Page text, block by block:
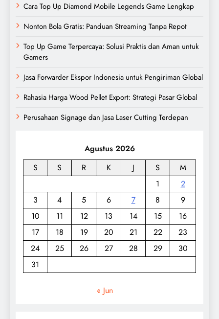
Cara Top Up Diamond Mobile Legends Game Lengkap
Nonton Bola Gratis: Panduan Streaming Tanpa Repot
Top Up Game Terpercaya: Solusi Praktis dan Aman untuk
Gamers
Jasa Forwarder Ekspor Indonesia untuk Pengiriman Global
Rahasia Harga Wood Pellet Export: Strategi Pasar Global
Perusahaan Signage dan Jasa Laser Cutting Terdepan
Agustus 2026
S
S R K J S
M
1
2
3
4 5 6 7 8
9
10
11 12 13 14 15
16
17
18 19 20 21 22
23
24
25 26 27 28 29
30
31
« Jun